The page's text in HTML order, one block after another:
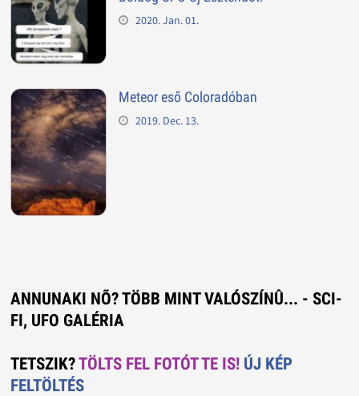
2020. Jan. 01.
Meteor eső Coloradóban
2019. Dec. 13.
ANNUNAKI NÕ? TÖBB MINT VALÓSZÍNÛ... - SCI-
FI, UFO GALÉRIA
TETSZIK?TÖLTS FEL FOTÓT TE IS! ÚJ KÉP
FELTÖLTÉS